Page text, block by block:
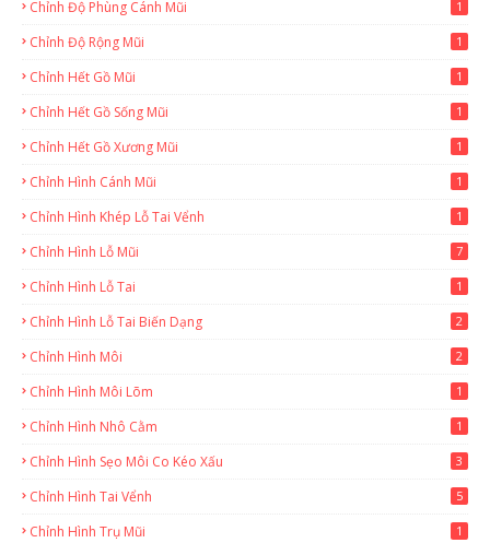
Chỉnh Độ Phùng Cánh Mũi 1
Chỉnh Độ Rộng Mũi 1
Chỉnh Hết Gồ Mũi 1
Chỉnh Hết Gồ Sống Mũi 1
Chỉnh Hết Gồ Xương Mũi 1
Chỉnh Hình Cánh Mũi 1
Chỉnh Hình Khép Lỗ Tai Vểnh 1
Chỉnh Hình Lỗ Mũi 7
Chỉnh Hình Lỗ Tai 1
Chỉnh Hình Lỗ Tai Biến Dạng 2
Chỉnh Hình Môi 2
Chỉnh Hình Môi Lõm 1
Chỉnh Hình Nhô Cằm 1
Chỉnh Hình Sẹo Môi Co Kéo Xấu 3
Chỉnh Hình Tai Vểnh 5
Chỉnh Hình Trụ Mũi 1